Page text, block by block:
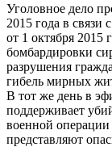
Уголовное дело
2015 года в
от 1 октября 2015
бомбардировки
разрушения
гибель мирных
В тот же день в
поддерживает
военной
представляют